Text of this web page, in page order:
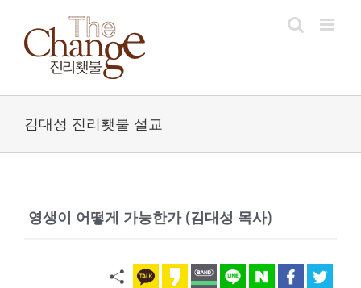
content
김대성 진리횃불 설교
영생이 어떻게 가능한가 (김대성 목사)